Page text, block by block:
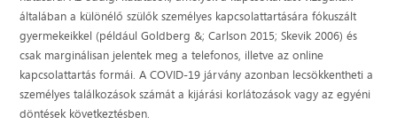
általában a különélő szülők személyes kapcsolattartására fókuszált
gyermekeikkel (például Goldberg &; Carlson 2015; Skevik 2006) és
csak marginálisan jelentek meg a telefonos, illetve az online
kapcsolattartás formái. A COVID-19 járvány azonban lecsökkentheti a
személyes találkozások számát a kijárási korlátozások vagy az egyéni
döntések következtésben.